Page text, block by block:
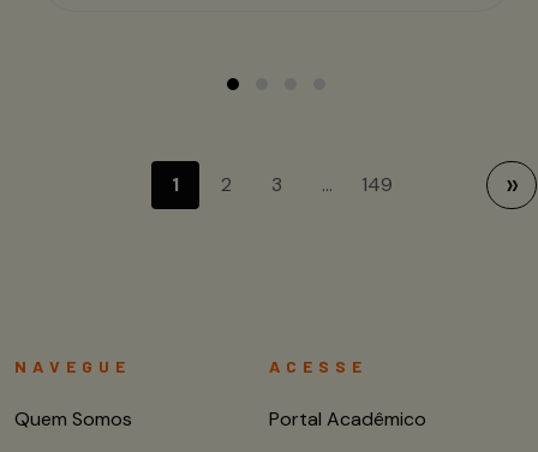
1 2 3 … 149
»
NAVEGUE
Quem Somos
ACESSE
Portal Acadêmico